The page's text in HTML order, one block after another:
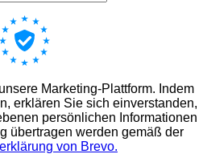
Marketing-Plattform. Indem
erklären Sie sich einverstanden,
persönlichen Informationen
übertragen werden gemäß der
von Brevo.